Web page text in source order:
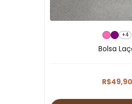
+4
Bolsa
R$49,90